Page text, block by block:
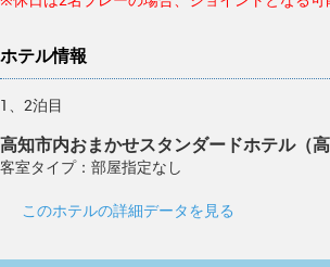
ホテル情報
1、2泊目
高知市内おまかせスタンダードホテル（高
客室タイプ：部屋指定なし
このホテルの詳細データを見る